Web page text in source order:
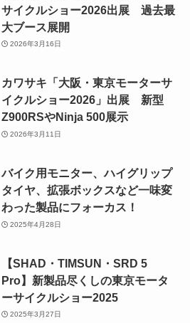
サイクルショー2026出展 過去最
大ブース展開
2026年3月16日
カワサキ「大阪・東京モーターサ
イクルショー2026」出展 新型
Z900RSやNinja 500展示
2026年3月11日
バイク用モニター、ハイグリップ
タイヤ、拡張ボックスなど一味変
わった製品にフォーカス！
2025年4月28日
【SHAD・TIMSUN・SRD 5
Pro】新製品尽くしの東京モータ
ーサイクルショー2025
2025年3月27日